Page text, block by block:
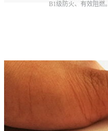
B1级防火、有效阻燃。